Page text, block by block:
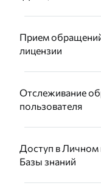
Прием
лицензии
Отслеживание
пользователя
Доступ в Личном
Базы знаний